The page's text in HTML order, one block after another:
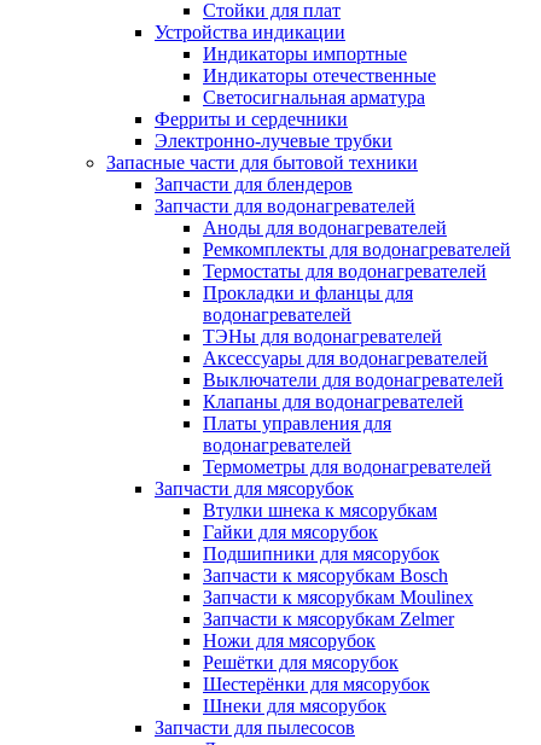
Стойки для плат
Устройства индикации
Индикаторы импортные
Индикаторы отечественные
Светосигнальная арматура
Ферриты и сердечники
Электронно-лучевые трубки
Запасные части для бытовой техники
Запчасти для блендеров
Запчасти для водонагревателей
Аноды для водонагревателей
Ремкомплекты для водонагревателей
Термостаты для водонагревателей
Прокладки и фланцы для
водонагревателей
ТЭНы для водонагревателей
Аксессуары для водонагревателей
Выключатели для водонагревателей
Клапаны для водонагревателей
Платы управления для
водонагревателей
Термометры для водонагревателей
Запчасти для мясорубок
Втулки шнека к мясорубкам
Гайки для мясорубок
Подшипники для мясорубок
Запчасти к мясорубкам Bosch
Запчасти к мясорубкам Moulinex
Запчасти к мясорубкам Zelmer
Ножи для мясорубок
Решётки для мясорубок
Шестерёнки для мясорубок
Шнеки для мясорубок
Запчасти для пылесосов